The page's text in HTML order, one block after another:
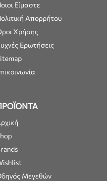
Είμαστε
Απορρήτου
Χρήσης
Ερωτήσεις
Μεγεθών